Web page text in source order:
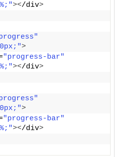
></div>
>
"progress-bar"
></div>
>
"progress-bar"
></div>